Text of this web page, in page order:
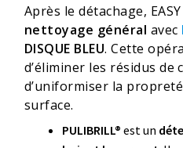
Après le détachage,
nettoyage général avec
DISQUE BLEU. Cette
d’éliminer les résidus de
d’uniformiser la propreté
surface.
PULIBRILL® est un